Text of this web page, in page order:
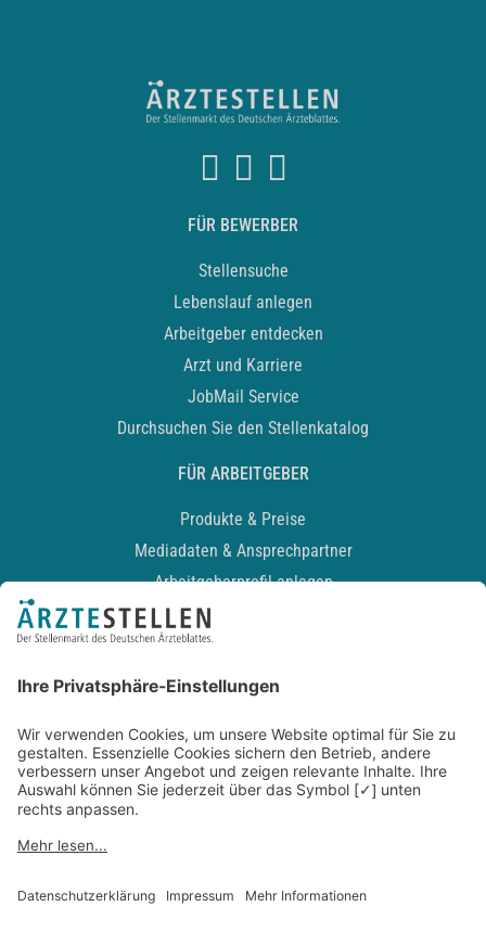
FÜR BEWERBER
Stellensuche
Lebenslauf anlegen
Arbeitgeber entdecken
Arzt und Karriere
JobMail Service
Durchsuchen Sie den Stellenkatalog
FÜR ARBEITGEBER
Produkte & Preise
Mediadaten & Ansprechpartner
Arbeitgeberprofil anlegen
Recruiting-Podcast
Kontakt
Datenschutz
Newsletter